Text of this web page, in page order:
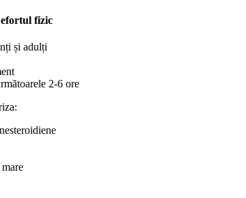
fizic
și adulți
2-6 ore